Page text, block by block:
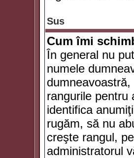
Sus
Cum îmi
În general nu
numele
rangurile pentru
identifica
rugăm, să nu
creşte rangul,
administratorul